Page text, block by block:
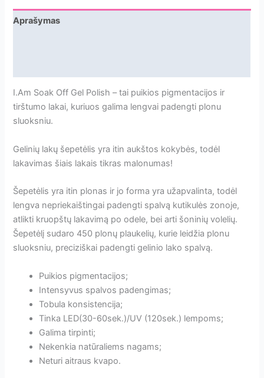
Aprašymas
I.Am Soak Off Gel Polish – tai puikios pigmentacijos ir
tirštumo lakai, kuriuos galima lengvai padengti plonu
sluoksniu.
Gelinių lakų šepetėlis yra itin aukštos kokybės, todėl
lakavimas šiais lakais tikras malonumas!
Šepetėlis yra itin plonas ir jo forma yra užapvalinta, todėl
lengva nepriekaištingai padengti spalvą kutikulės zonoje,
atlikti kruopštų lakavimą po odele, bei arti šoninių volelių.
Šepetėlį sudaro 450 plonų plaukelių, kurie leidžia plonu
sluoksniu, preciziškai padengti gelinio lako spalvą.
Puikios pigmentacijos;
Intensyvus spalvos padengimas;
Tobula konsistencija;
Tinka LED(30-60sek.)/UV (120sek.) lempoms;
Galima tirpinti;
Nekenkia natūraliems nagams;
Neturi aitraus kvapo.